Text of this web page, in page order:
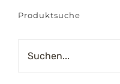
Produktsuche